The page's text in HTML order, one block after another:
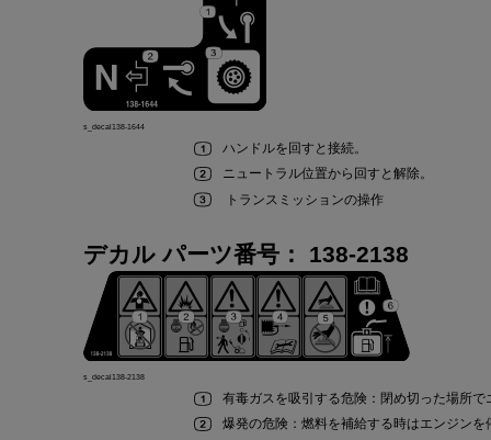
s_decal138-1644
ハンドルを回すと接続。
ニュートラル位置から 回すと解除。
トランスミッションの操作
デカル パーツ番号： 138-2138
s_decal138-2138
有毒ガスを吸引する危険 ： 閉め切 った場所で
爆発の危険 ：燃料を補給する時はエンジンを